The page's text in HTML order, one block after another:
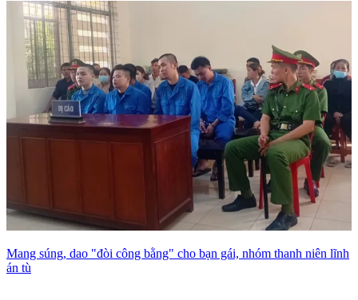
Mang súng, dao "đòi công bằng" cho bạn gái, nhóm thanh niên lĩnh
án tù